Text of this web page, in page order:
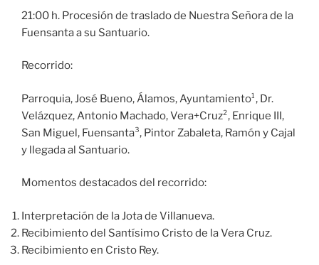
21:00 h. Procesión de traslado de Nuestra Señora de la
Fuensanta a su Santuario.
Recorrido:
Parroquia, José Bueno, Álamos, Ayuntamiento¹, Dr.
Velázquez, Antonio Machado, Vera+Cruz², Enrique III,
San Miguel, Fuensanta³, Pintor Zabaleta, Ramón y Cajal
y llegada al Santuario.
Momentos destacados del recorrido:
Interpretación de la Jota de Villanueva.
Recibimiento del Santísimo Cristo de la Vera Cruz.
Recibimiento en Cristo Rey.